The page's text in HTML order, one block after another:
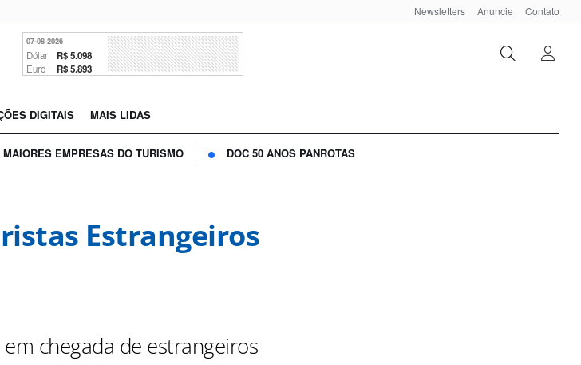
Newsletters Anuncie Contato
07-08-2026
Dólar R$ 5.098
Euro R$ 5.893
DIGITAIS MAIS LIDAS
MAIORES EMPRESAS DO TURISMO DOC 50 ANOS PANROTAS
Estrangeiros
chegada de estrangeiros